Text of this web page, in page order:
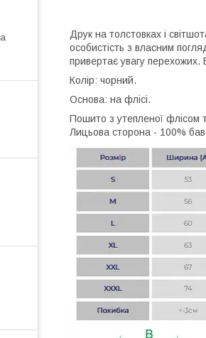
Друк на толстовках і
особистість з власним
привертає увагу
Колір: чорний.
Основа: на флісі.
Пошито з утепленої флісом
Лицьова сторона - 100%